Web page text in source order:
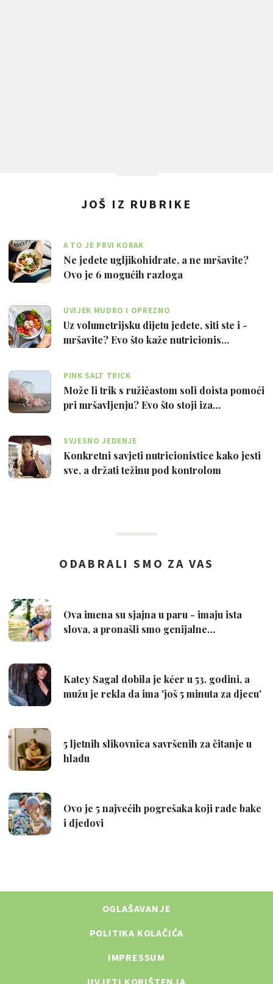
JOŠ IZ RUBRIKE
A TO JE PRVI KORAK
Ne jedete ugljikohidrate, a ne mršavite?
Ovo je 6 mogućih razloga
UVIJEK MUDRO I OPREZNO
Uz volumetrijsku dijetu jedete, siti ste i -
mršavite? Evo što kaže nutricionis…
PINK SALT TRICK
Može li trik s ružičastom soli doista pomoći
pri mršavljenju? Evo što stoji iza…
SVJESNO JEDENJE
Konkretni savjeti nutricionistice kako jesti
sve, a držati težinu pod kontrolom
OGLAŠAVANJE
POLITIKA KOLAČIĆA
IMPRESSUM